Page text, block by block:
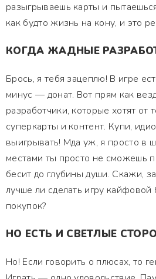
разыгрываешь карты и
как будто жизнь на кону, и это
КОГДА ЖАДНЫЕ
Брось, я тебя зацеплю! В игре
минус — донат. Вот прям как
разработчики, которые хотят от
суперкарты и контент. Купи,
выигрывать! Мда уж, я просто в
местами ты просто не сможешь
бесит до глубины души. Скажи,
лучше ли сделать игру кайфовой
покупок?
НО ЕСТЬ И СВЕТЛЫЕ
Но! Если говорить о плюсах, то